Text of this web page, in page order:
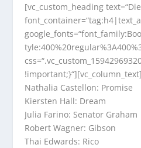
[vc_custom_heading
Nathalia Castellon: Promise
Kiersten Hall: Dream
Julia Farino: Senator Graham
Robert Wagner: Gibson
Thai Edwards: Rico